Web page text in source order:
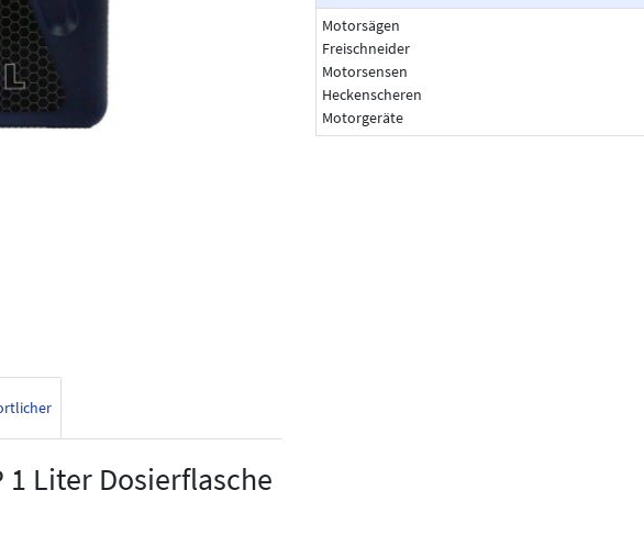
Motorsägen
Freischneider
Motorsensen
Heckenscheren
Motorgeräte
Liter Dosierflasche